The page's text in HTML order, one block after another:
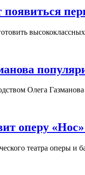
Олега
оперу
театра